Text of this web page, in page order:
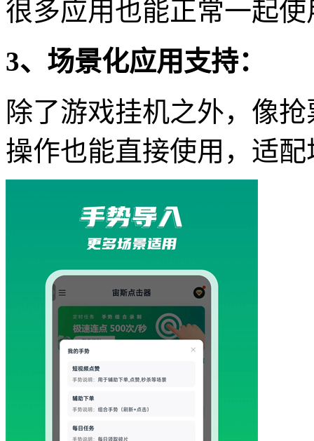
很多应用也能正常一起使
3、场景化应用支持：
除了游戏挂机之外，像
操作也能直接使用，适